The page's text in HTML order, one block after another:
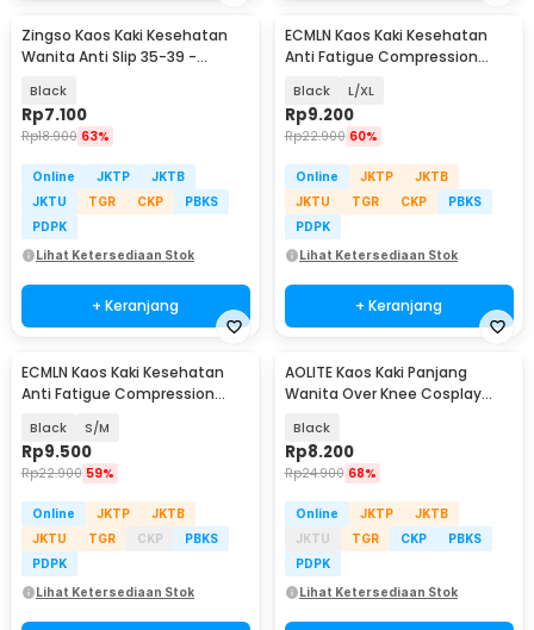
Zingso Kaos Kaki Kesehatan
Wanita Anti Slip 35-39 -
Black
Rp7.100
Rp18.900 63%
Online JKTP
JKTB
JKTU
TGR CKP
PBKS
PDPK
Lihat Ketersediaan Stok
+ Keranjang
ECMLN Kaos Kaki Kesehatan
Anti Fatigue Compression
Black L/XL
Rp9.200
Rp22.900 60%
Online JKTP
JKTB
JKTU
TGR CKP
PBKS
PDPK
Lihat Ketersediaan Stok
+ Keranjang
ECMLN Kaos Kaki Kesehatan
Anti Fatigue Compression
Black S/M
Rp9.500
Rp22.900 59%
Online JKTP
JKTB
JKTU
TGR CKP
PBKS
PDPK
Lihat Ketersediaan Stok
AOLITE Kaos Kaki Panjang
Wanita Over Knee Cosplay
Black
Rp8.200
Rp24.900 68%
Online JKTP
JKTB
JKTU
TGR CKP
PBKS
PDPK
Lihat Ketersediaan Stok